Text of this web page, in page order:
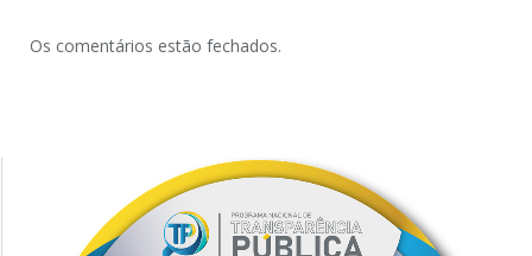
Os comentários estão fechados.